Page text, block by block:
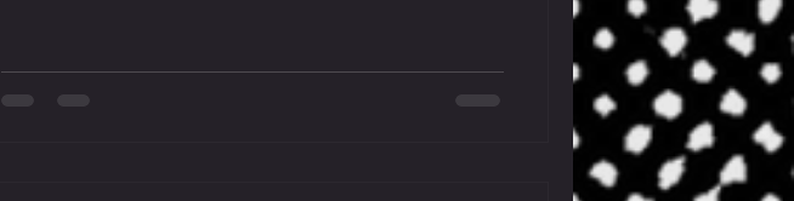
Unterstützung an diesem Spieltag: